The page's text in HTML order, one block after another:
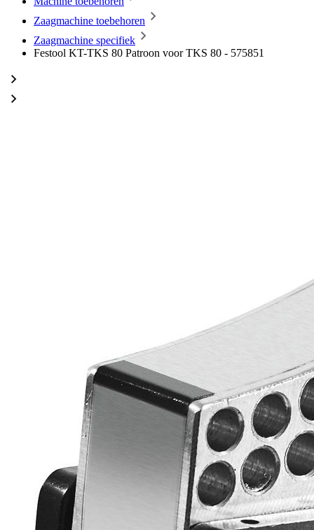
Zaagmachine toebehoren
Zaagmachine specifiek
Festool KT-TKS 80 Patroon voor TKS 80 - 575851